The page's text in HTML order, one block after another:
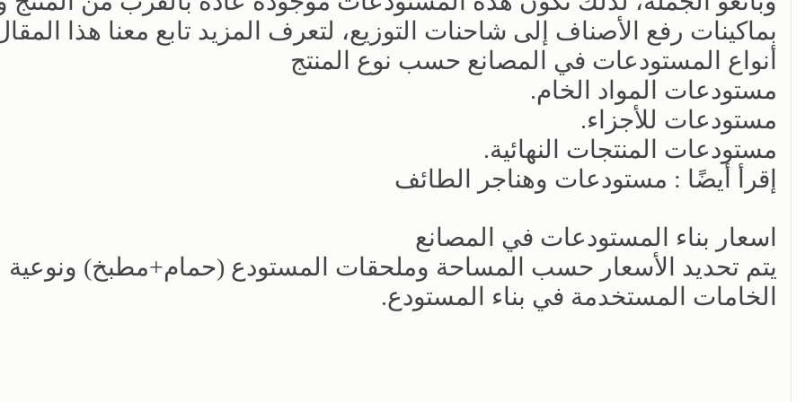
بماكينات رفع الأصناف إلى شاحنات التوزيع، لتعرف المزيد تابع معنا هذا
أنواع المستودعات في المصانع حسب نوع المنتج
مستودعات المواد الخام.
مستودعات للأجزاء.
مستودعات المنتجات النهائية.
إقرأ أيضًا : مستودعات وهناجر الطائف
اسعار بناء المستودعات في المصانع
يتم تحديد الأسعار حسب المساحة وملحقات المستودع (حمام+مطبخ) ونوعية
الخامات المستخدمة في بناء المستودع.